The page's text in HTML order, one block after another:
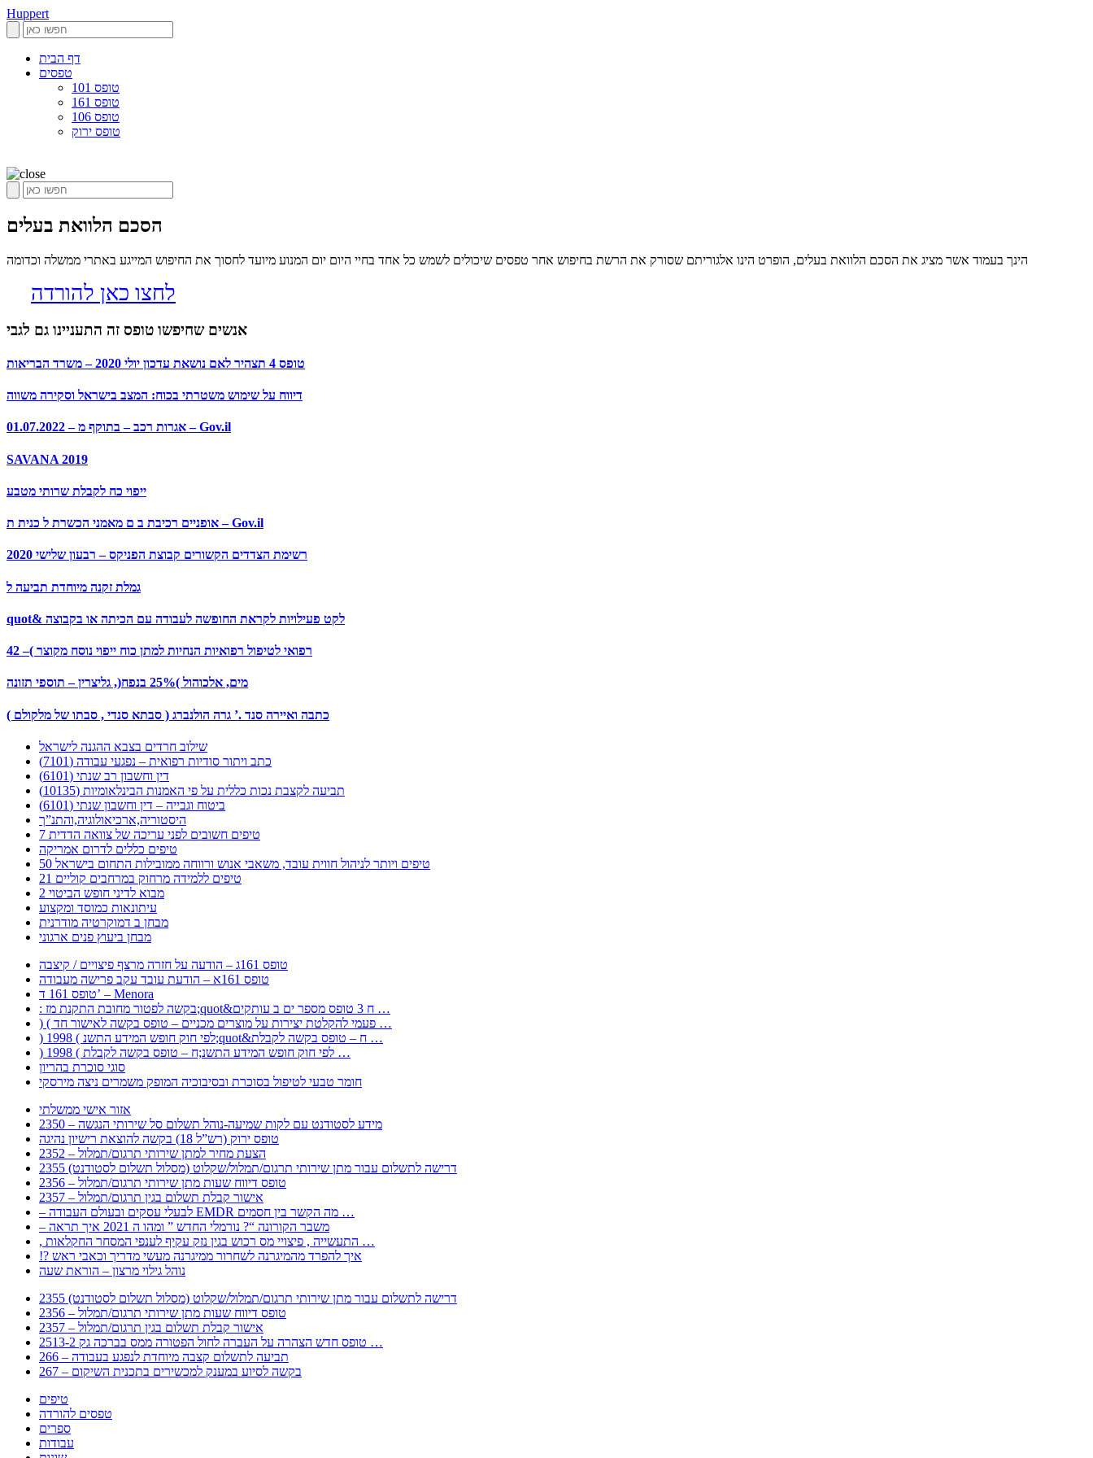
Huppert
דף הבית
טפסים
טופס 101
טופס 161
טופס 106
טופס ירוק
הסכם הלוואת בעלים
הינך בעמוד אשר מציג את הסכם הלוואת בעלים, הופרט הינו אלגוריתם שסורק את הרשת בחיפוש אחר טפסים שיכולים לשמש כל אחד בחיי היום יום המנוע מיועד לחסוך את החיפוש המייגע באתרי ממשלה וכדומה
לחצו כאן להורדה
אנשים שחיפשו טופס זה התעניינו גם לגבי
טופס 4 תצהיר לאם נושאת עדכון יולי 2020 – משרד הבריאות
דיווח על שימוש משטרתי בכוח: המצב בישראל וסקירה משווה
אגרות רכב – בתוקף מ – 01.07.2022 – Gov.il
SAVANA 2019
ייפוי כח לקבלת שרותי מטבע
אופניים רכיבת ב ם מאמני הכשרת ל כנית ת – Gov.il
רשימת הצדדים הקשורים קבוצת הפניקס – רבעון שלישי 2020
גמלת זקנה מיוחדת תביעה ל
quot& לקט פעילויות לקראת החופשה לעבודה עם הכיתה או בקבוצה
רפואי לטיפול רפואיות הנחיות למתן כוח ייפוי נוסח מקוצר )– 42
מים, אלכוהול )25% בנפח(, גליצרין – תוספי תזונה
כתבה ואיירה סנד .’ גרה הולנברג ( סבתא סנדי , סבתו של מלקולם )
שילוב חרדים בצבא ההגנה לישראל
כתב ויתור סודיות רפואית – נפגעי עבודה (7101)
דין וחשבון רב שנתי (6101)
תביעה לקצבת נכות כללית על פי האמנות הבינלאומיות (10135)
ביטוח וגבייה – דין וחשבון שנתי (6101)
היסטוריה,ארכיאולוגיה,והתנ”ך
7 טיפים חשובים לפני עריכה של צוואה הדדית
טיפים כללים לדרום אמריקה
50 טיפים ויותר לניהול חווית עובד, משאבי אנוש ורווחה ממובילות התחום בישראל
21 טיפים ללמידה מרחוק במרחבים קוליים
מבוא לדיני חופש הביטוי 2
עיתונאות כמוסד ומקצוע
מבחן ב דמוקרטיה מודרנית
מבחן ביעוץ פנים ארגוני
טופס 161ג – הודעה על חזרה מרצף פיצויים / קיצבה
טופס 161א – הודעת עובד עקב פרישה מעבודה
טופס 161 ד’ – Menora
: בקשה לפטור מחובת התקנת מז;quot&ח 3 טופס מספר ים ב עותקים …
) ( פעמי להקלטת יצירות על מוצרים מכניים – טופס בקשה לאישור חד …
) 1998 ( לפי חוק חופש המידע התשנ;quot&ח – טופס בקשה לקבלת …
) 1998 ( לפי חוק חופש המידע התשנ;ח – טופס בקשה לקבלת …
סוגי סוכרת בהריון
חומר טבעי לטיפול בסוכרת ובסיבוכיה המופק משמרים ניצה מירסקי
אזור אישי ממשלתי
2350 – מידע לסטודנט עם לקות שמיעה-נוהל תשלום סל שירותי הנגשה
טופס ירוק (רש”ל 18) בקשה להוצאת רישיון נהיגה
2352 – הצעת מחיר למתן שירותי תרגום/תמלול
2355 דרישה לתשלום עבור מתן שירותי תרגום/תמלול/שקלוט (מסלול תשלום לסטודנט)
2356 – טופס דיווח שעות מתן שירותי תרגום/תמלול
2357 – אישור קבלת תשלום בגין תרגום/תמלול
– לבעלי עסקים ובעולם העבודה EMDR מה הקשר בין חסמים …
– משבר הקורונה “? נורמלי החדש ” ומהו ה 2021 איך תראה
, התעשייה , פיצויי מס רכוש בגין נזק עקיף לענפי המסחר החקלאות …
!? איך להפרד מהמיגרנה לשחרור ממיגרנה מעשי מדריך וכאבי ראש
נוהל גילוי מרצון – הוראת שעה
2355 דרישה לתשלום עבור מתן שירותי תרגום/תמלול/שקלוט (מסלול תשלום לסטודנט)
2356 – טופס דיווח שעות מתן שירותי תרגום/תמלול
2357 – אישור קבלת תשלום בגין תרגום/תמלול
2513-2 טופס חדש הצהרה על העברה לחול הפטורה ממס בברכה גק …
266 – תביעה לתשלום קצבה מיוחדת לנפגע בעבודה
267 – בקשה לסיוע במענק למכשירים בתכנית השיקום
טיפים
טפסים להורדה
ספרים
עבודות